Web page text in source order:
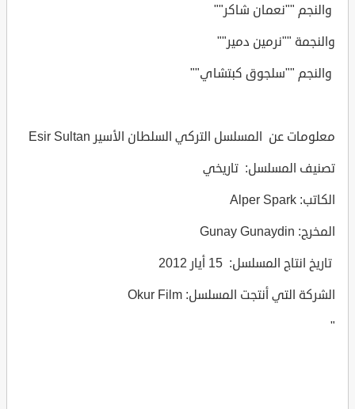
والنجم ""نعمان شاكر""
والنجمة ""نرمين دمير""
والنجم ""سلجوق كبتشاي""
معلومات عن المسلسل التركي السلطان الأسير Esir Sultan
تصنيف المسلسل: تاريخي
الكاتب: Alper Spark
المخرج: Gunay Gunaydin
تاريخ انتاج المسلسل: 15 أيار 2012
الشركة التي أنتجت المسلسل: Okur Film
"